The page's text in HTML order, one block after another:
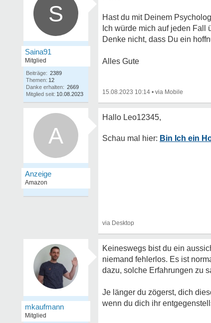
S
Saina91
Mitglied
Beiträge: 2389
Themen: 12
Danke erhalten: 2669
Mitglied seit: 10.08.2023
Hast du mit Deinem
Ich würde mich auf jeden Fall
Denke nicht, dass Du ein
Alles Gute
15.08.2023 10:14 •
A Bin Ich ein
mkaufmann
Mitglied
Keineswegs bist du ein
niemand fehlerlos. Es ist
dazu, solche Erfahrungen zu
Je länger du zögerst, dich
wenn du dich ihr